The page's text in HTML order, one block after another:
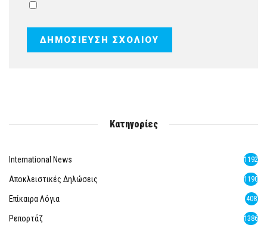
Κατηγορίες
International News 1192
Αποκλειστικές Δηλώσεις 1190
Επίκαιρα Λόγια 408
Ρεπορτάζ 1386